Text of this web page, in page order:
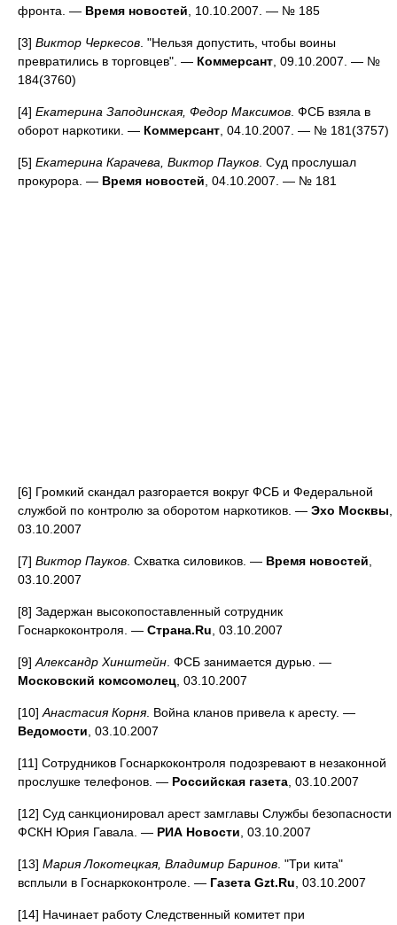
фронта. — Время новостей , 10.10.2007. — № 185
[3] Виктор Черкесов . "Нельзя допустить, чтобы воины
превратились в торговцев". — Коммерсант , 09.10.2007. — №
184(3760)
[4] Екатерина Заподинская, Федор Максимов . ФСБ взяла в
оборот наркотики. — Коммерсант , 04.10.2007. — № 181(3757)
[5] Екатерина Карачева, Виктор Пауков . Суд прослушал
прокурора. — Время новостей , 04.10.2007. — № 181
[6] Громкий скандал разгорается вокруг ФСБ и Федеральной
службой по контролю за оборотом наркотиков. — Эхо Москвы
03.10.2007
[7] Виктор Пауков . Схватка силовиков. — Время новостей
03.10.2007
[8] Задержан высокопоставленный сотрудник
Госнаркоконтроля. — Страна.Ru , 03.10.2007
[9] Александр Хинштейн . ФСБ занимается дурью. —
Московский комсомолец , 03.10.2007
[10] Анастасия Корня. Война кланов привела к аресту. —
Ведомости , 03.10.2007
[11] Сотрудников Госнаркоконтроля подозревают в незаконной
прослушке телефонов. — Российская газета , 03.10.2007
[12] Суд санкционировал арест замглавы Службы безопасности
ФСКН Юрия Гавала. — РИА Новости , 03.10.2007
[13] Мария Локотецкая, Владимир Баринов . "Три кита"
всплыли в Госнаркоконтроле. — Газета Gzt.Ru , 03.10.2007
[14] Начинает работу Следственный комитет при